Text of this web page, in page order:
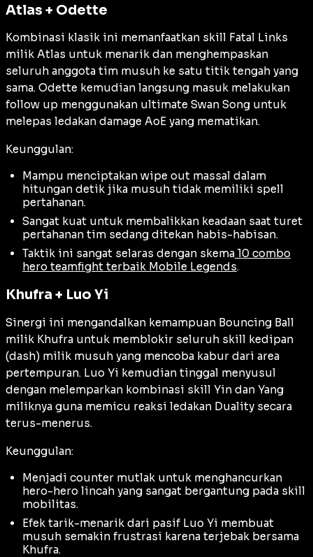
Atlas + Odette
Kombinasi klasik ini memanfaatkan skill Fatal Links
milik Atlas untuk menarik dan menghempaskan
seluruh anggota tim musuh ke satu titik tengah yang
sama. Odette kemudian langsung masuk melakukan
follow up menggunakan ultimate Swan Song untuk
melepas ledakan damage AoE yang mematikan.
Keunggulan:
Mampu menciptakan wipe out massal dalam
hitungan detik jika musuh tidak memiliki spell
pertahanan.
Sangat kuat untuk membalikkan keadaan saat turet
pertahanan tim sedang ditekan habis-habisan.
Taktik ini sangat selaras dengan skema 10 combo
hero teamfight terbaik Mobile Legends.
Khufra + Luo Yi
Sinergi ini mengandalkan kemampuan Bouncing Ball
milik Khufra untuk memblokir seluruh skill kedipan
(dash) milik musuh yang mencoba kabur dari area
pertempuran. Luo Yi kemudian tinggal menyusul
dengan melemparkan kombinasi skill Yin dan Yang
miliknya guna memicu reaksi ledakan Duality secara
terus-menerus.
Keunggulan:
Menjadi counter mutlak untuk menghancurkan
hero-hero lincah yang sangat bergantung pada skill
mobilitas.
Efek tarik-menarik dari pasif Luo Yi membuat
musuh semakin frustrasi karena terjebak bersama
Khufra.